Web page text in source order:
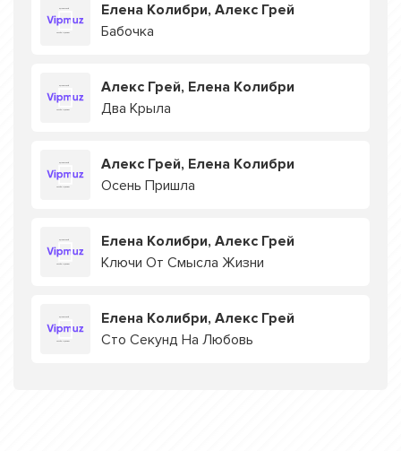
Елена Колибри, Алекс Грей
Бабочка
Алекс Грей, Елена Колибри
Два Крыла
Алекс Грей, Елена Колибри
Осень Пришла
Елена Колибри, Алекс Грей
Ключи От Смысла Жизни
Елена Колибри, Алекс Грей
Сто Секунд На Любовь